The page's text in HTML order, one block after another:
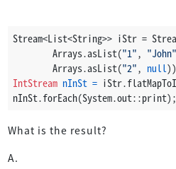
Stream<List<String>> iStr =
        Arrays.asList(
"1", "John"
        Arrays.asList(
"2", null
IntStream nInSt =
nInSt.forEach(System.out::print);
What is the result?
A.